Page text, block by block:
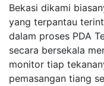
Bekasi dikami
yang terpantau
dalam proses PDA
secara bersekala
monitor tiap
pemasangan tiang